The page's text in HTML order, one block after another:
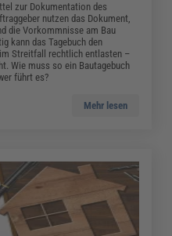
zur Dokumentation des
nutzen das Dokument,
die Vorkommnisse am Bau
kann das Tagebuch den
Streitfall rechtlich entlasten –
Wie muss so ein Bautagebuch
führt es?
Mehr lesen